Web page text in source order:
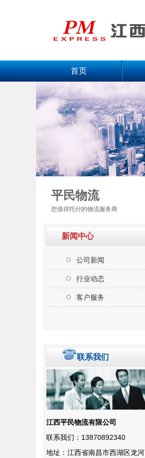
首页
平民物流
您值得托付的物流服务商
新闻中心
公司新闻
行业动态
客户服务
联系我们
江西平民物流有限公司
联系我们：13870892340
地址：江西省南昌市西湖区龙河